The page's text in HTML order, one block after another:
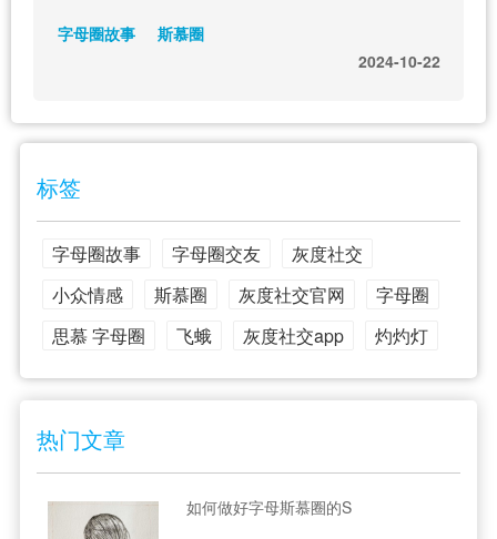
字母圈故事
斯慕圈
2024-10-22
标签
字母圈故事 字母圈交友
灰度社交
小众情感
斯慕圈 灰度社交官网
字母圈
思慕 字母圈
飞蛾 灰度社交app 灼灼灯
热门文章
如何做好字母斯慕圈的S